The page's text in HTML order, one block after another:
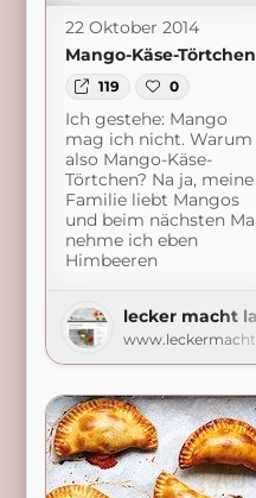
22 Oktober 2014
Mango-Käse-Törtchen
119 0
Ich gestehe: Mango
mag ich nicht. Warum
also Mango-Käse-
Törtchen? Na ja, meine
Familie liebt Mangos
und beim nächsten
nehme ich eben
Himbeeren
lecker macht